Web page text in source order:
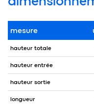
mesure
hauteur totale
hauteur entrée
hauteur sortie
longueur